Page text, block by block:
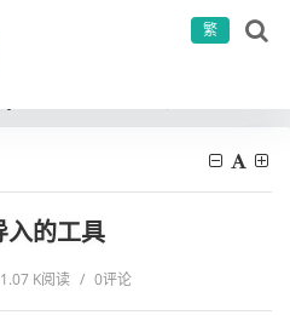
繁
入的工具
1.07 K阅读 / 0评论